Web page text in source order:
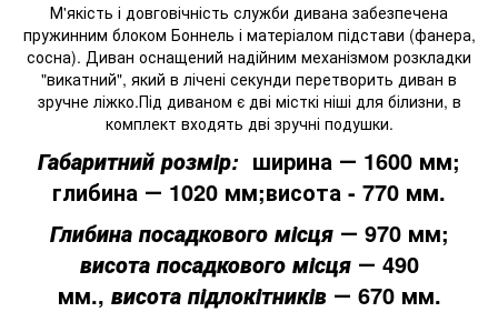
М'якість і довговічність служби дивана забезпечена
пружинним блоком Боннель і матеріалом підстави (фанера,
сосна). Диван оснащений надійним механізмом розкладки
"викатний", який в лічені секунди перетворить диван в
зручне ліжко.Під диваном є дві місткі ніші для білизни, в
комплект входять дві зручні подушки.
Габаритний розмір: ширина ― 1600 мм;
глибина ― 1020 мм;висота - 770 мм.
Глибина посадкового місця ― 970 мм;
висота посадкового місця ― 490
мм., висота підлокітників ― 670 мм.